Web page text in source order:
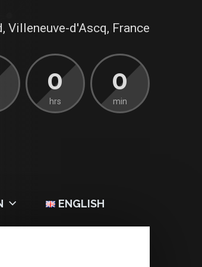
Villeneuve-d'Ascq, France
0
hrs
0
min
ENGLISH